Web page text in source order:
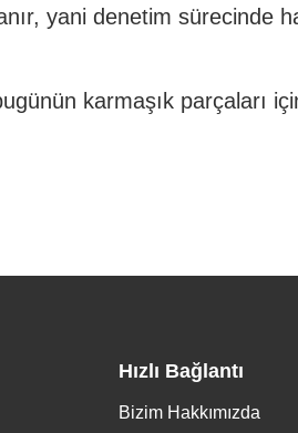
yani denetim sürecinde
karmaşık parçaları
Hızlı Bağlantı
Bizim Hakkımızda